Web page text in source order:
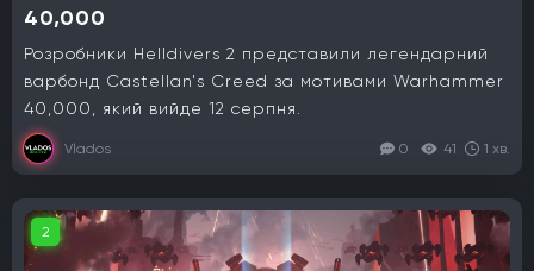
40,000
Розробники Helldivers 2 представили легендарний
варбонд Castellan's Creed за мотивами Warhammer
40,000, який вийде 12 серпня.
Vlados 0 41 1 хв.
2